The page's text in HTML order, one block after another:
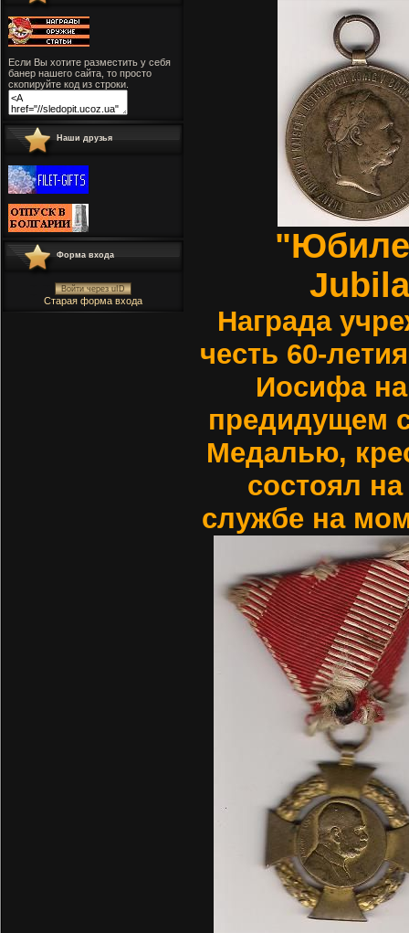
Если Вы хотите разместить у себя
банер нашего сайта, то просто
скопируйте код из строки.
Наши друзья
Форма входа
Войти через uID
Старая форма входа
Награда
честь 60-
Иосифа
предидущем
Медалью,
состоял
службе на